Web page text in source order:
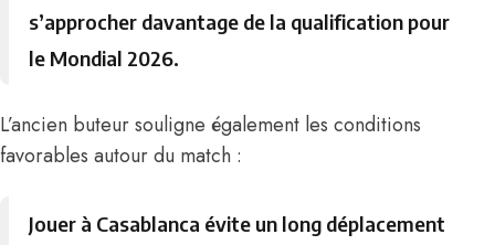
s’approcher davantage de la qualification pour
le Mondial 2026.
L’ancien buteur souligne également les conditions
favorables autour du match :
Jouer à Casablanca évite un long déplacement